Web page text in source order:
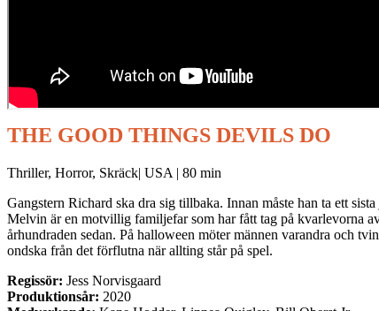
THE GOOD THINGS DEVILS DO
Thriller, Horror, Skräck| USA | 80 min
Gangstern Richard ska dra sig tillbaka. Innan måste han ta ett
Melvin är en motvillig familjefar som har fått tag på kvarlevorna
århundraden sedan. På halloween möter männen varandra och
ondska från det förflutna när allting står på spel.
Regissör: Jess Norvisgaard
Produktionsår: 2020